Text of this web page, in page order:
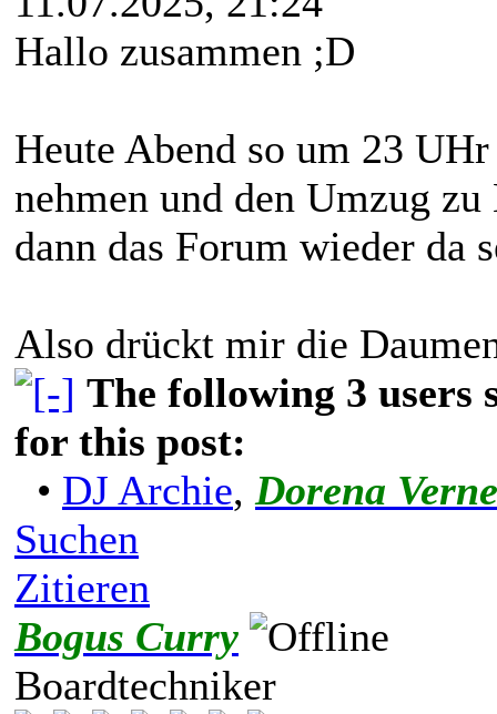
Hallo zusammen ;D
Heute Abend so um 23
nehmen und den Umzug
dann das Forum wieder da
Also drückt mir die
The following 3 users
for this post:
• DJ Archie, Dorena Verne
Suchen
Zitieren
Bogus Curry
Boardtechniker